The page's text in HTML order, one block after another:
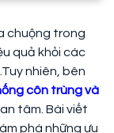
chuộng trong
quả khỏi các
nhiên, bên
côn trùng và
tâm. Bài viết
phá những ưu